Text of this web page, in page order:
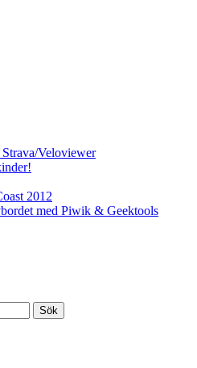
Veloviewer
2012
med Piwik & Geektools